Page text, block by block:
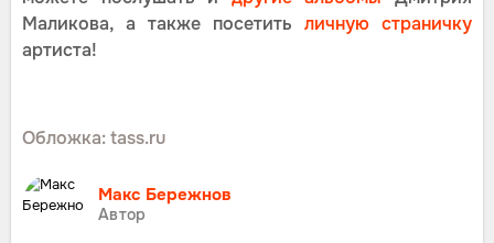
Маликова, а также посетить личную страничку
артиста!
Обложка: tass.ru
Макс Бережнов
Автор